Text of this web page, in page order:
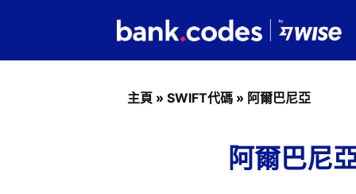
主頁 » SWIFT代碼 » 阿爾巴尼亞
阿爾巴尼